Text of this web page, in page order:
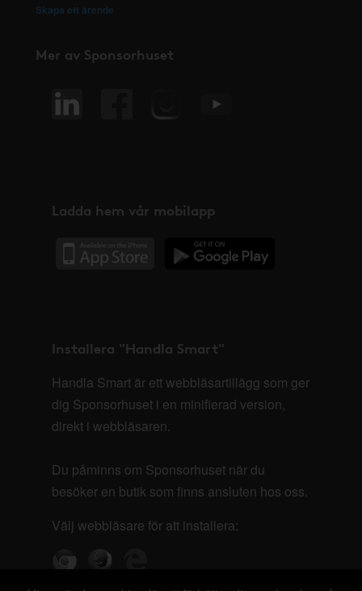
Skapa ett ärende
Mer av Sponsorhuset
Ladda hem vår mobilapp
Installera "Handla Smart"
Handla Smart är ett webbläsartillägg som ger
dig Sponsorhuset i en minifierad version,
direkt i webbläsaren.
Du påminns om Sponsorhuset när du
besöker en butik som finns ansluten hos oss.
Välj webbläsare för att installera: